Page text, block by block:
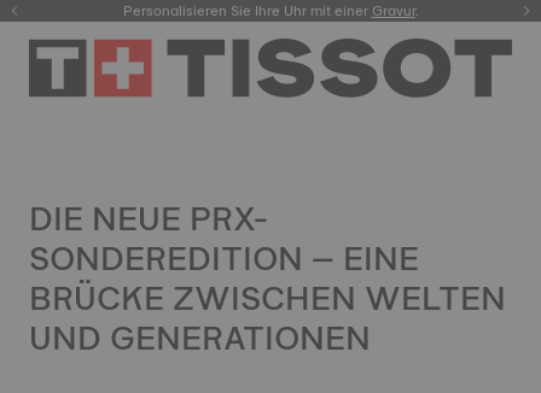
Personalisieren Sie Ihre Uhr mit einerGravur.
Registrieren Sie Ihre Uhrhier.
DIE NEUE PRX-
SONDEREDITION – EINE
BRÜCKE ZWISCHEN WELTEN
UND GENERATIONEN